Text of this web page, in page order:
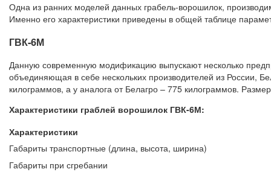
Одна из ранних моделей данных грабель-ворошилок,
Именно его характеристики приведены в общей таблице
ГВК-6М
Данную современную модификацию выпускают несколько
объединяющая в себе нескольких производителей из России,
килограммов, а у аналога от Белагро – 775 килограммов.
Характеристики граблей ворошилок ГВК-6М:
Характеристики
Габариты транспортные (длина, высота, ширина)
Габариты при сгребании